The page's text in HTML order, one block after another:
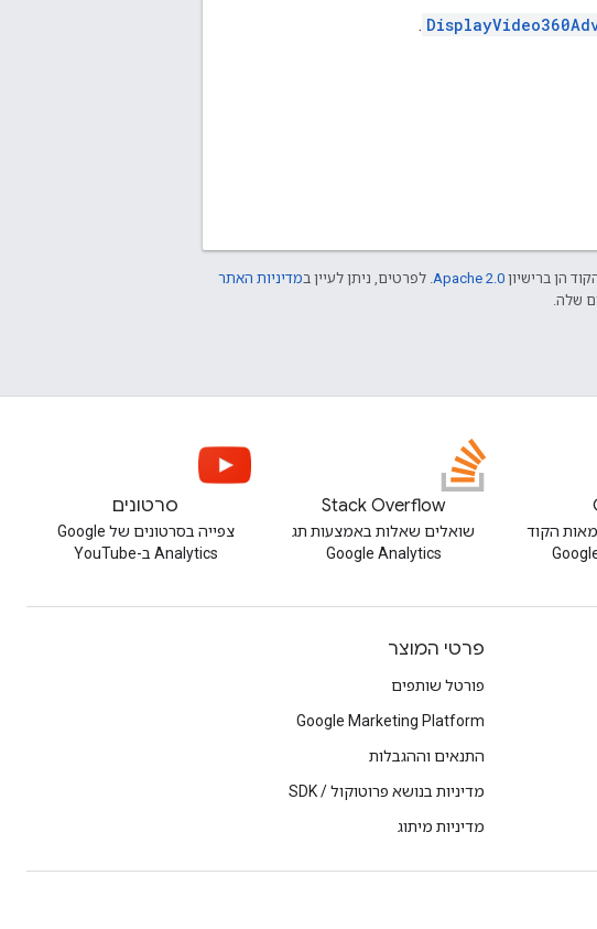
.
הן ברישיון Apache 2.0 . לפרטים, ניתן לעיין במדיניות האתר
הקוד
Stack Overflow
שואלים שאלות באמצעות תג
Google Analytics
סרטונים
צפייה בסרטונים של Google
Analytics ב-YouTube
פרטי המוצר
פורטל שותפים
Google Marketing Platform
התנאים וההגבלות
מדיניות בנושא פרוטוקול / SDK
מדיניות מיתוג